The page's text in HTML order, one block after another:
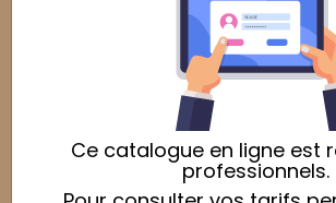
Ce catalogue en ligne est
professionnels.